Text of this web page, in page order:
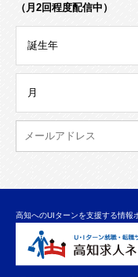
（月2回程度配信中）
高知へのUIターンを支援する情報